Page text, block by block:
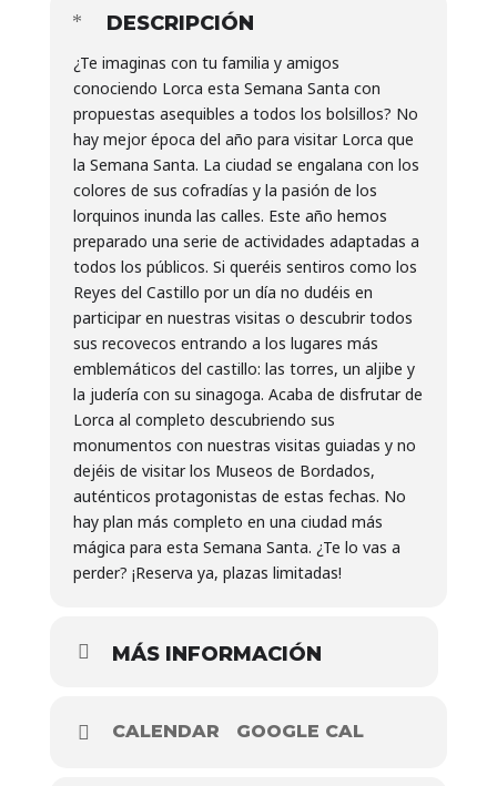
DESCRIPCIÓN
¿Te imaginas con tu familia y amigos
conociendo Lorca esta Semana Santa con
propuestas asequibles a todos los bolsillos? No
hay mejor época del año para visitar Lorca que
la Semana Santa. La ciudad se engalana con los
colores de sus cofradías y la pasión de los
lorquinos inunda las calles. Este año hemos
preparado una serie de actividades adaptadas a
todos los públicos. Si queréis sentiros como los
Reyes del Castillo por un día no dudéis en
participar en nuestras visitas o descubrir todos
sus recovecos entrando a los lugares más
emblemáticos del castillo: las torres, un aljibe y
la judería con su sinagoga. Acaba de disfrutar de
Lorca al completo descubriendo sus
monumentos con nuestras visitas guiadas y no
dejéis de visitar los Museos de Bordados,
auténticos protagonistas de estas fechas. No
hay plan más completo en una ciudad más
mágica para esta Semana Santa. ¿Te lo vas a
perder? ¡Reserva ya, plazas limitadas!
MÁS INFORMACIÓN
CALENDAR GOOGLE CAL